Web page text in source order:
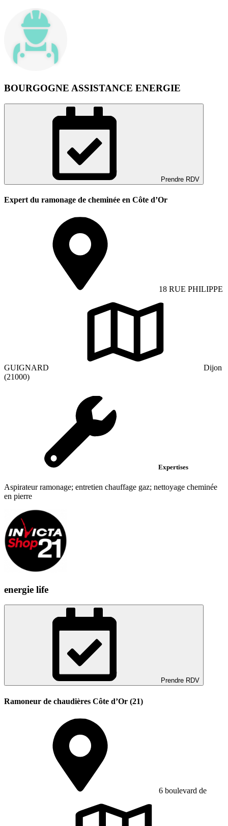
BOURGOGNE ASSISTANCE ENERGIE
Prendre RDV
Expert du ramonage de cheminée en Côte d’Or
18 RUE PHILIPPE
GUIGNARD
Dijon
(21000)
Expertises
Aspirateur ramonage; entretien chauffage gaz; nettoyage cheminée
en pierre
energie life
Prendre RDV
Ramoneur de chaudières Côte d’Or (21)
6 boulevard de